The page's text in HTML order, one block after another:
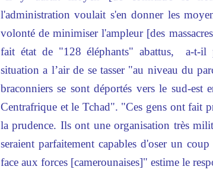
l'administration voulait s'en donner les
volonté de minimiser l'ampleur [des
fait état de "128 éléphants" abattus, a-t-
situation a l’air de se tasser "au niveau du
braconniers se sont déportés vers le sud-
Centrafrique et le Tchad". "Ces gens ont fait
la prudence. Ils ont une organisation très
seraient parfaitement capables d'oser un
face aux forces [camerounaises]" estime le